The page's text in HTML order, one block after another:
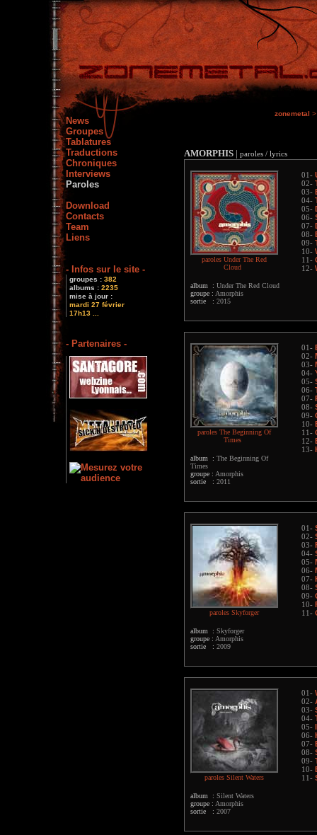
News
Groupes
Tablatures
Traductions
Chroniques
Interviews
Paroles
Download
Contacts
Team
Liens
- Infos sur le site -
groupes : 382
albums : 2235
mise à jour :
mardi 27 février
17h13 ...
- Partenaires -
zonemetal >
AMORPHIS | paroles / lyrics
paroles Under The Red
Cloud
album : Under The Red Cloud
groupe : Amorphis
sortie : 2015
01-
02-
03-
04-
05-
06-
07-
08-
09-
10-
11-
12-
paroles The Beginning Of
Times
album : The Beginning Of
Times
groupe : Amorphis
sortie : 2011
01-
02-
03-
04-
05-
06-
07-
08-
09-
10-
11-
12-
13-
paroles Skyforger
album : Skyforger
groupe : Amorphis
sortie : 2009
01-
02-
03-
04-
05-
06-
07-
08-
09-
10-
11-
paroles Silent Waters
album : Silent Waters
groupe : Amorphis
sortie : 2007
01-
02-
03-
04-
05-
06-
07-
08-
09-
10-
11-